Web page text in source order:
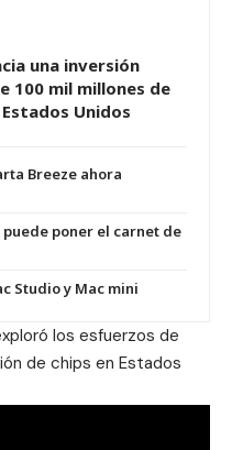
una inversión
100 mil millones de
Unidos
Breeze ahora
poner el carnet de
Studio y Mac mini
los esfuerzos de
de chips en Estados